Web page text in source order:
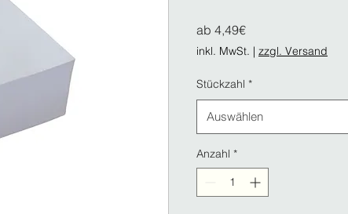
ab 4,49€Sale-
Preis
inkl. MwSt. | zzgl. Versand
Stückzahl *
Auswählen
Anzahl *